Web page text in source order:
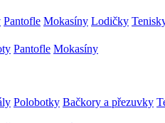
Pantofle Mokasíny Lodičky
Pantofle Mokasíny
Polobotky Bačkory a přezuvky